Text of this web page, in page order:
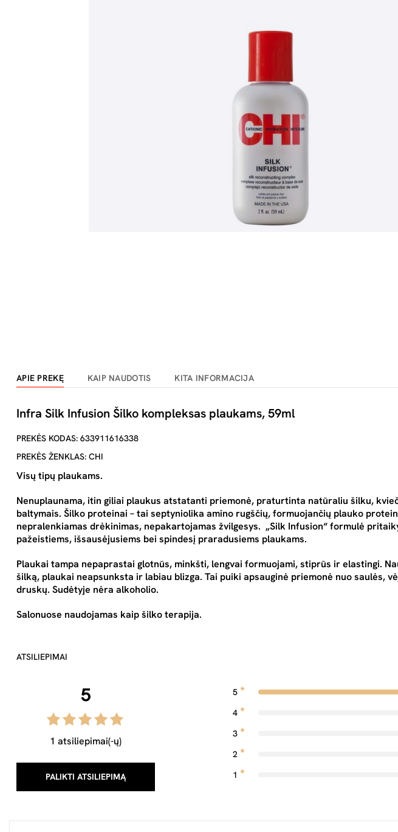
APIE PREKĘ KAIP NAUDOTIS KITA INFORMACIJA
Infra Silk Infusion Šilko kompleksas plaukams, 59ml
PREKĖS KODAS: 633911616338
PREKĖS ŽENKLAS: CHI
Visų tipų plaukams.
Nenuplaunama, itin giliai plaukus atstatanti priemonė, praturtinta natūraliu šilku,
baltymais. Šilko proteinai – tai septyniolika amino rugščių, formuojančių plauko
nepralenkiamas drėkinimas, nepakartojamas žvilgesys. „Silk Infusion“ formulė
pažeistiems, išsausėjusiems bei spindesį praradusiems plaukams.
Plaukai tampa nepaprastai glotnūs, minkšti, lengvai formuojami, stiprūs ir elastingi.
šilką, plaukai neapsunksta ir labiau blizga. Tai puiki apsauginė priemonė nuo saulės,
druskų. Sudėtyje nėra alkoholio.
Salonuose naudojamas kaip šilko terapija.
ATSILIEPIMAI
5
1 atsiliepimai(-ų)
PALIKTI ATSILIEPIMĄ
5
4
3
2
1